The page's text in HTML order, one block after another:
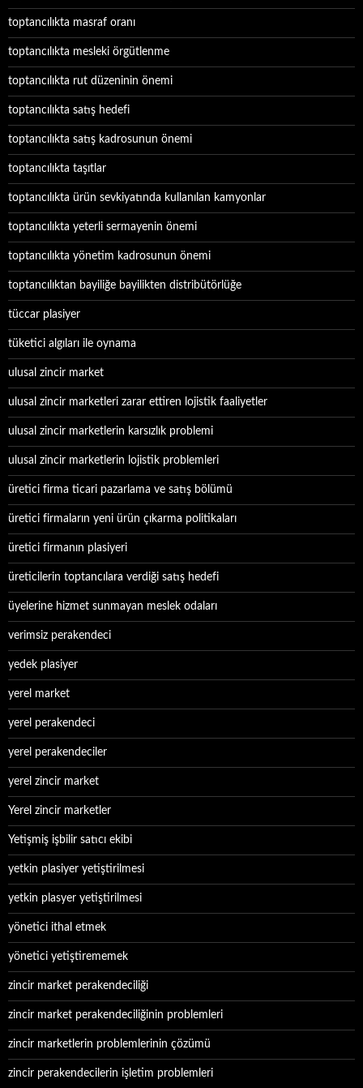
toptancılıkta masraf oranı
toptancılıkta mesleki örgütlenme
toptancılıkta rut düzeninin önemi
toptancılıkta satış hedefi
toptancılıkta satış kadrosunun önemi
toptancılıkta taşıtlar
toptancılıkta ürün sevkiyatında kullanılan kamyonlar
toptancılıkta yeterli sermayenin önemi
toptancılıkta yönetim kadrosunun önemi
toptancılıktan bayiliğe bayilikten distribütörlüğe
tüccar plasiyer
tüketici algıları ile oynama
ulusal zincir market
ulusal zincir marketleri zarar ettiren lojistik faaliyetler
ulusal zincir marketlerin karsızlık problemi
ulusal zincir marketlerin lojistik problemleri
üretici firma ticari pazarlama ve satış bölümü
üretici firmaların yeni ürün çıkarma politikaları
üretici firmanın plasiyeri
üreticilerin toptancılara verdiği satış hedefi
üyelerine hizmet sunmayan meslek odaları
verimsiz perakendeci
yedek plasiyer
yerel market
yerel perakendeci
yerel perakendeciler
yerel zincir market
Yerel zincir marketler
Yetişmiş işbilir satıcı ekibi
yetkin plasiyer yetiştirilmesi
yetkin plasyer yetiştirilmesi
yönetici ithal etmek
yönetici yetiştirememek
zincir market perakendeciliği
zincir market perakendeciliğinin problemleri
zincir marketlerin problemlerinin çözümü
zincir perakendecilerin işletim problemleri